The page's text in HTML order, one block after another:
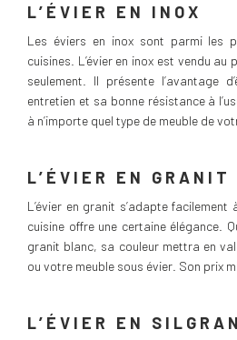
L’ÉVIER EN INOX
Les éviers en inox sont parmi les
cuisines. L’évier en inox est vendu au
seulement. Il présente l’avantage
entretien et sa bonne résistance à
à n’importe quel type de meuble de
L’ÉVIER EN GRANIT
L’évier en granit s’adapte
cuisine offre une certaine élégance.
granit blanc, sa couleur mettra en
ou votre meuble sous évier. Son prix
L’ÉVIER EN